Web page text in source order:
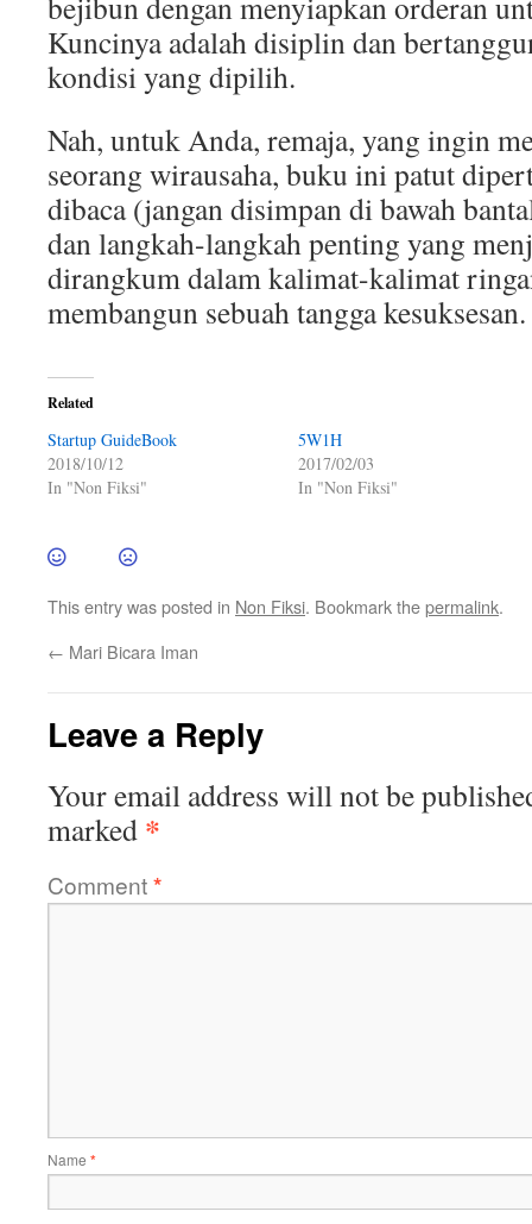
Kuncinya adalah disiplin dan
kondisi yang dipilih.
Nah, untuk Anda, remaja, yang ingin
seorang wirausaha, buku ini patut
dibaca (jangan disimpan di bawah
dan langkah-langkah penting yang
dirangkum dalam kalimat-kalimat
membangun sebuah tangga kesuksesan.
Related
Startup GuideBook
2018/10/12
In "Non Fiksi"
5W1H
2017/02/03
In "Non Fiksi"
This entry was posted in Non Fiksi. Bookmark thepermalink.
← Mari Bicara Iman
Leave a Reply
Your email address will not be
marked *
Comment*
Name *